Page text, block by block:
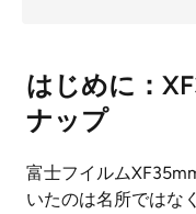
はじめに：
ナップ
富士フイルム
いたのは名所ではな